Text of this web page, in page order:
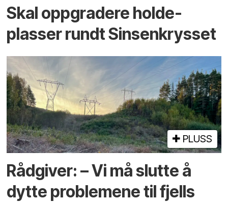
Skal oppgradere holde­
plasser rundt Sinsenkrysset
PLUSS
Rådgiver: – Vi må slutte å
dytte problemene til fjells